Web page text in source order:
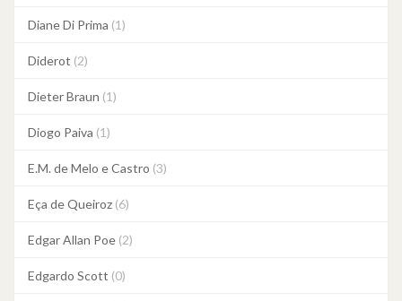
Diane Di Prima (1)
Diderot (2)
Dieter Braun (1)
Diogo Paiva (1)
E.M. de Melo e Castro (3)
Eça de Queiroz (6)
Edgar Allan Poe (2)
Edgardo Scott (0)